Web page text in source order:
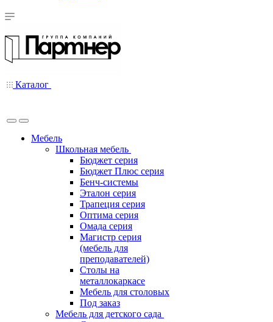
Каталог
Мебель
Школьная мебель
Бюджет серия
Бюджет Плюс серия
Бенч-системы
Эталон серия
Трапеция серия
Оптима серия
Омада серия
Магистр серия
(мебель для
преподавателей)
Столы на
металлокаркасе
Мебель для столовых
Под заказ
Мебель для детского сада